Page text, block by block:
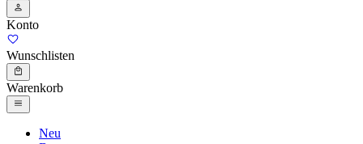
Konto
Wunschlisten
Warenkorb
Neu